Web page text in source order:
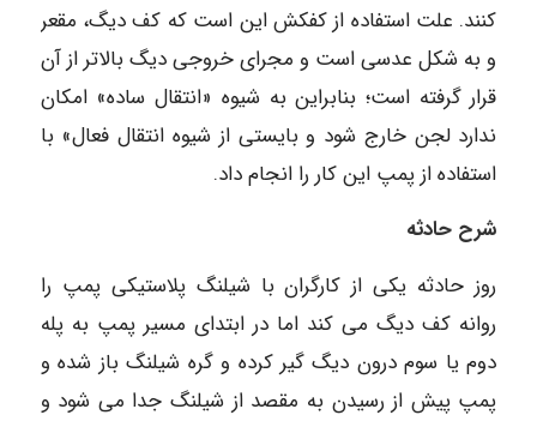
کنند. علت استفاده از کفکش این است که کف دیگ، مقعر
و به شکل عدسی است و مجرای خروجی دیگ بالاتر از آن
قرار گرفته است؛ بنابراین به شیوه «انتقال ساده» امکان
ندارد لجن خارج شود و بایستی از شیوه انتقال فعال» با
استفاده از پمپ این کار را انجام داد.
شرح حادثه
روز حادثه یکی از کارگران با شیلنگ پلاستیکی پمپ را
روانه کف دیگ می کند اما در ابتدای مسیر پمپ به پله
دوم یا سوم درون دیگ گیر کرده و گره شیلنگ باز شده و
پمپ پیش از رسیدن به مقصد از شیلنگ جدا می شود و